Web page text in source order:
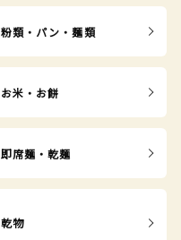
粉類・パン・麺類
お米・お餅
即席麺・乾麺
乾物